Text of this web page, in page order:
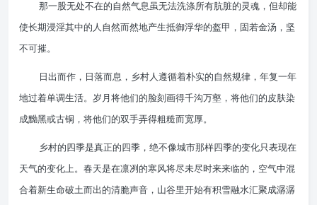
那一股无处不在的自然气息虽无法洗涤所有肮脏的灵魂，但却能
使长期浸淫其中的人自然而然地产生抵御浮华的盔甲，固若金汤，坚
不可摧。
日出而作，日落而息，乡村人遵循着朴实的自然规律，年复一年
地过着单调生活。岁月将他们的脸刻画得千沟万壑，将他们的皮肤染
成黝黑或古铜，将他们的双手弄得粗糙而宽厚。
乡村的四季是真正的四季，绝不像城市那样四季的变化只表现在
天气的变化上。春天是在凛冽的寒风将尽未尽时来来临的，空气中混
合着新生命破土而出的清脆声音，山谷里开始有积雪融水汇聚成潺潺